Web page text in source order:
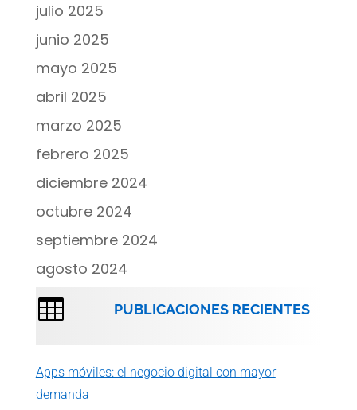
julio 2025
junio 2025
mayo 2025
abril 2025
marzo 2025
febrero 2025
diciembre 2024
octubre 2024
septiembre 2024
agosto 2024
 PUBLICACIONES RECIENTES
Apps móviles: el negocio digital con mayor
demanda